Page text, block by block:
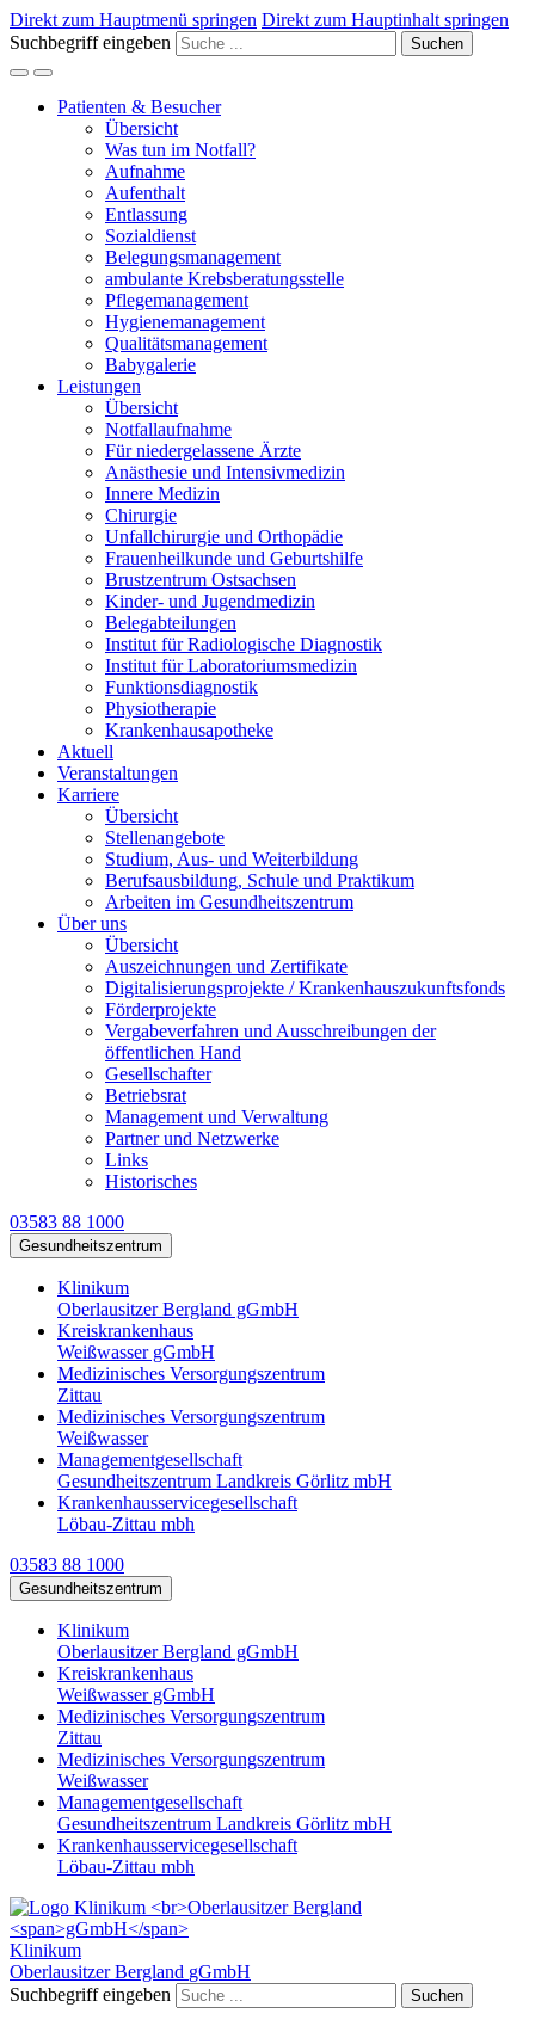
Direkt zum Hauptmenü springen Direkt zum Hauptinhalt springen
Suchbegriff eingeben
Suchen
Patienten & Besucher
Übersicht
Was tun im Notfall?
Aufnahme
Aufenthalt
Entlassung
Sozialdienst
Belegungsmanagement
ambulante Krebsberatungsstelle
Pflegemanagement
Hygienemanagement
Qualitätsmanagement
Babygalerie
Leistungen
Übersicht
Notfallaufnahme
Für niedergelassene Ärzte
Anästhesie und Intensivmedizin
Innere Medizin
Chirurgie
Unfallchirurgie und Orthopädie
Frauenheilkunde und Geburtshilfe
Brustzentrum Ostsachsen
Kinder- und Jugendmedizin
Belegabteilungen
Institut für Radiologische Diagnostik
Institut für Laboratoriumsmedizin
Funktionsdiagnostik
Physiotherapie
Krankenhausapotheke
Aktuell
Veranstaltungen
Karriere
Übersicht
Stellenangebote
Studium, Aus- und Weiterbildung
Berufsausbildung, Schule und Praktikum
Arbeiten im Gesundheitszentrum
Über uns
Übersicht
Auszeichnungen und Zertifikate
Digitalisierungsprojekte / Krankenhauszukunftsfonds
Förderprojekte
Vergabeverfahren und Ausschreibungen der
öffentlichen Hand
Gesellschafter
Betriebsrat
Management und Verwaltung
Partner und Netzwerke
Links
Historisches
03583 88 1000
Gesundheitszentrum
Klinikum
Oberlausitzer Bergland gGmbH
Kreiskrankenhaus
Weißwasser gGmbH
Medizinisches Versorgungszentrum
Zittau
Medizinisches Versorgungszentrum
Weißwasser
Managementgesellschaft
Gesundheitszentrum Landkreis Görlitz mbH
Krankenhausservicegesellschaft
Löbau-Zittau mbh
03583 88 1000
Gesundheitszentrum
Klinikum
Oberlausitzer Bergland gGmbH
Kreiskrankenhaus
Weißwasser gGmbH
Medizinisches Versorgungszentrum
Zittau
Medizinisches Versorgungszentrum
Weißwasser
Managementgesellschaft
Gesundheitszentrum Landkreis Görlitz mbH
Krankenhausservicegesellschaft
Löbau-Zittau mbh
Klinikum
Oberlausitzer Bergland gGmbH
Suchbegriff eingeben
Suchen